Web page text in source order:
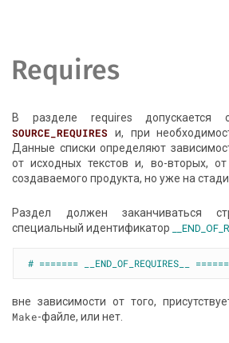
Requires
В разделе requires допускается
SOURCE_REQUIRES и, при
Данные списки определяют
от исходных текстов и, во-вторых,
создаваемого продукта, но уже на
Раздел должен заканчиваться
специальный идентификатор
# ======= __END_OF_REQUIRES__
вне зависимости от того,
Make-файле, или нет.